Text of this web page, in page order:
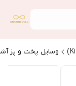
وسایل پخت و پز